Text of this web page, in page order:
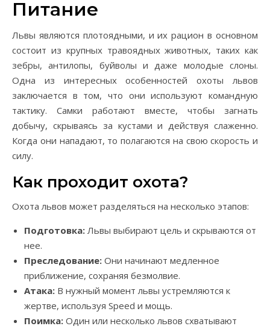
Питание
Львы являются плотоядными, и их рацион в основном
состоит из крупных травоядных животных, таких как
зебры, антилопы, буйволы и даже молодые слоны.
Одна из интересных особенностей охоты львов
заключается в том, что они используют командную
тактику. Самки работают вместе, чтобы загнать
добычу, скрываясь за кустами и действуя слаженно.
Когда они нападают, то полагаются на свою скорость и
силу.
Как проходит охота?
Охота львов может разделяться на несколько этапов:
Подготовка: Львы выбирают цель и скрываются от
нее.
Преследование: Они начинают медленное
приближение, сохраняя безмолвие.
Атака: В нужный момент львы устремляются к
жертве, используя Speed и мощь.
Поимка: Один или несколько львов схватывают